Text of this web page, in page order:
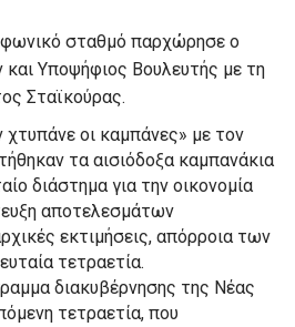
σταθμό παρχώρησε ο
Υποψήφιος Βουλευτής με τη
Σταϊκούρας.
χτυπάνε οι καμπάνες» με τον
τα αισιόδοξα καμπανάκια
διάστημα για την οικονομία
αποτελεσμάτων
εκτιμήσεις, απόρροια των
τετραετία.
διακυβέρνησης της Νέας
τετραετία, που